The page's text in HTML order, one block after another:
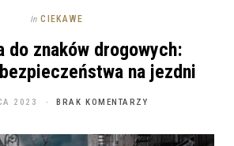
In CIEKAWE
do znaków drogowych:
na jezdni
2023 BRAK KOMENTARZY